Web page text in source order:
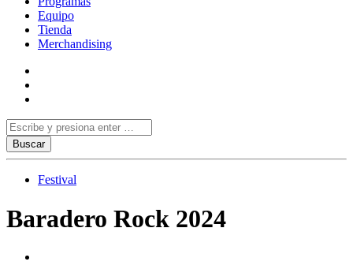
Equipo
Tienda
Merchandising
Festival
Baradero Rock 2024